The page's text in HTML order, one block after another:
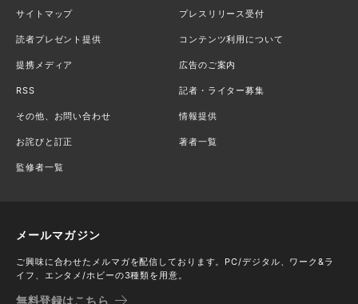
サイトマップ プレスリリース受付
読者プレゼント提供 コンテンツ利用について
提携メディア 広告のご案内
RSS 記者・ライター募集
その他、お問い合わせ 情報提供
お詫びと訂正 著者一覧
監修者一覧
メールマガジン
ご興味に合わせたメルマガを配信しております。PC/デジタル、ワーク&ラ
イフ、エンタメ/ホビーの3種類を用意。
無料登録はこちら